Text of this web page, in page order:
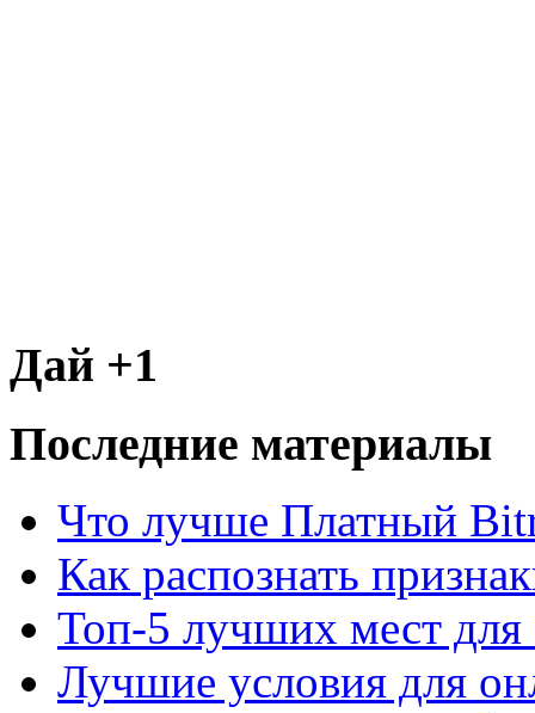
Дай +1
Последние материалы
Что лучше Платный
Как распознать
Топ-5 лучших мест для
Лучшие условия для